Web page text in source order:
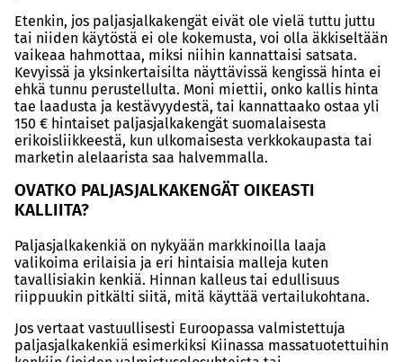
Etenkin, jos paljasjalkakengät eivät ole vielä tuttu juttu
tai niiden käytöstä ei ole kokemusta, voi olla äkkiseltään
vaikeaa hahmottaa, miksi niihin kannattaisi satsata.
Kevyissä ja yksinkertaisilta näyttävissä kengissä hinta ei
ehkä tunnu perustellulta. Moni miettii, onko kallis hinta
tae laadusta ja kestävyydestä, tai kannattaako ostaa yli
150 € hintaiset paljasjalkakengät suomalaisesta
erikoisliikkeestä, kun ulkomaisesta verkkokaupasta tai
marketin alelaarista saa halvemmalla.
OVATKO PALJASJALKAKENGÄT OIKEASTI
KALLIITA?
Paljasjalkakenkiä on nykyään markkinoilla laaja
valikoima erilaisia ja eri hintaisia malleja kuten
tavallisiakin kenkiä. Hinnan kalleus tai edullisuus
riippuukin pitkälti siitä, mitä käyttää vertailukohtana.
Jos vertaat vastuullisesti Euroopassa valmistettuja
paljasjalkakenkiä esimerkiksi Kiinassa massatuotettuihin